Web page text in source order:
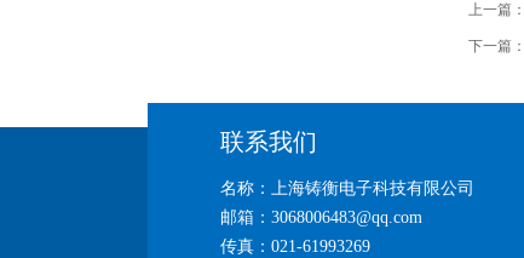
上一篇：
下一篇：
联系我们
名称：上海铸衡电子科技有限公司
邮箱：3068006483@qq.com
传真：021-61993269